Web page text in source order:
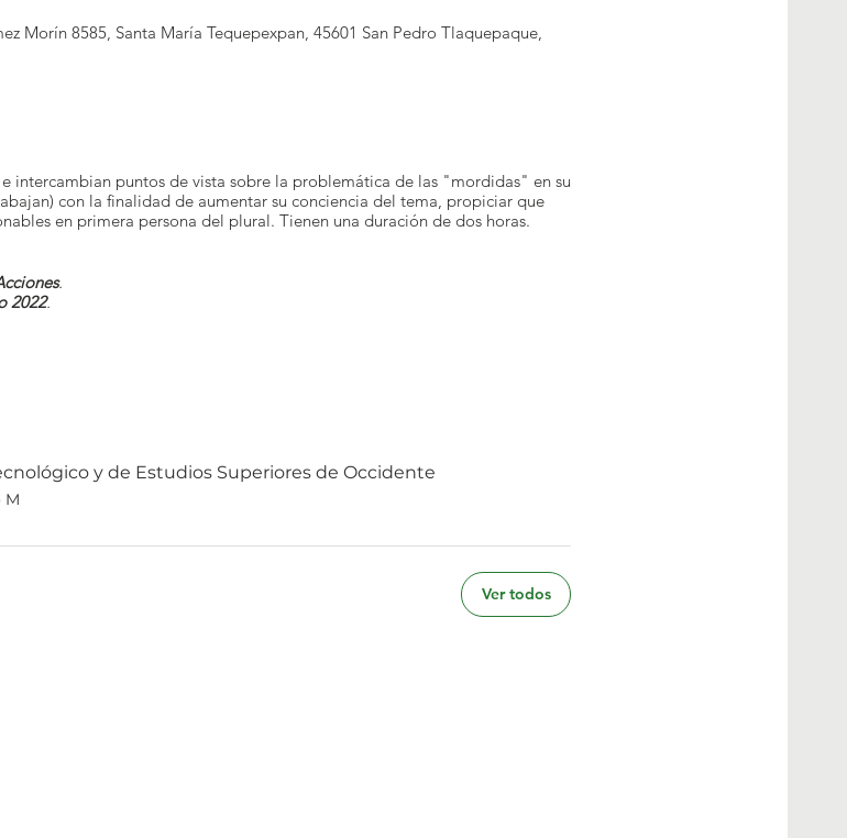
Morín 8585, Santa María Tequepexpan, 45601 San Pedro Tlaquepaque,
intercambian puntos de vista sobre la problemática de las "mordidas" en su
con la finalidad de aumentar su conciencia del tema, propiciar que
en primera persona del plural. Tienen una duración de dos horas.
.
2022.
y de Estudios Superiores de Occidente
M
Ver todos